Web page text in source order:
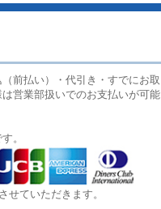
前払い）・代引き・すでにお取
営業部扱いでのお支払いが可能
。
ていただきます。